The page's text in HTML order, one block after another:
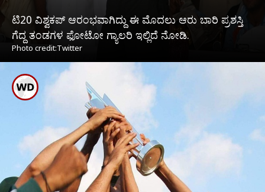
ಟಿ20 ವಿಶ್ವಕಪ್ ಆರಂಭವಾಗಿದ್ದು ಈ ಮೊದಲು ಆರು ಬಾರಿ ಪ್ರಶಸ್ತಿ
ಗೆದ್ದ ತಂಡಗಳ ಫೋಟೋ ಗ್ಯಾಲರಿ ಇಲ್ಲಿದೆ ನೋಡಿ.
Photo credit:Twitter